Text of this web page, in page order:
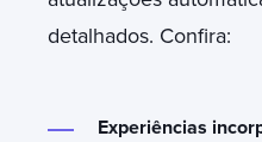
detalhados. Confira:
Experiências